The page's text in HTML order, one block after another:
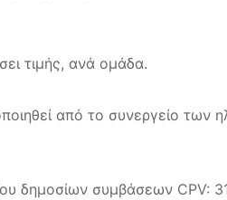
τιμής, ανά ομάδα.
από το συνεργείο
δημοσίων συμβάσεων CPV: